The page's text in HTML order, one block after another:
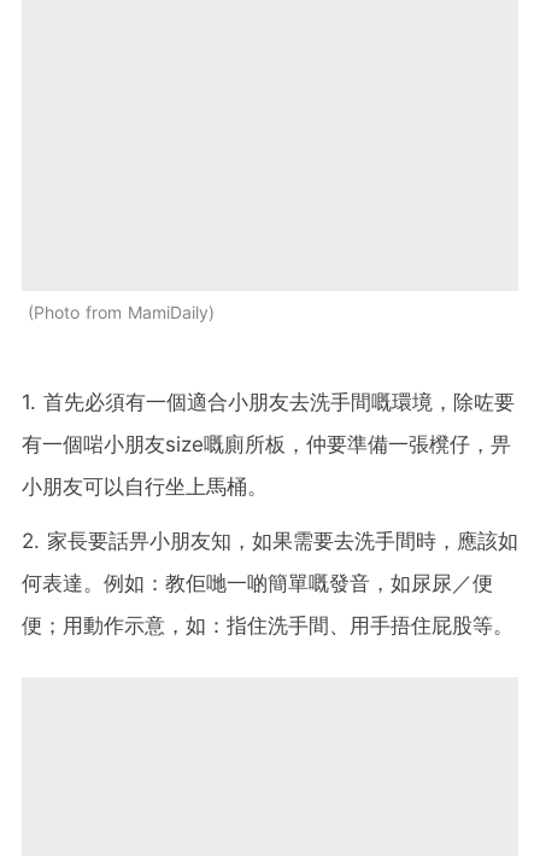
Photo from MamiDaily
1. 首先必須有一個適合小朋友去洗手間嘅環境，除咗要
有一個啱小朋友size嘅廁所板，仲要準備一張櫈仔，畀
小朋友可以自行坐上馬桶。
2. 家長要話畀小朋友知，如果需要去洗手間時，應該如
何表達。例如：教佢哋一啲簡單嘅發音，如尿尿／便
便；用動作示意，如：指住洗手間、用手捂住屁股等。